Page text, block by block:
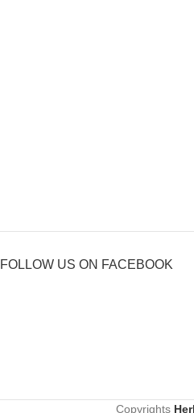
FOLLOW US ON FACEBOOK
Copyrights